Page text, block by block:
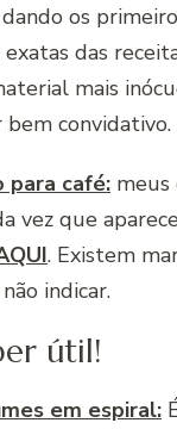
os
das
mais
convidativo.
para café: meus
vez que
. Existem
indicar.
útil!
em espiral: